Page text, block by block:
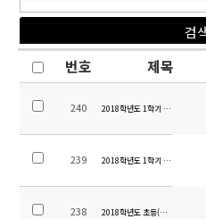
번호 제목
240 2018학년도 1학기 초등 방과후
239 2018학년도 1학기 방과후학교
238 2018학년도 초등(소주-대련) 교